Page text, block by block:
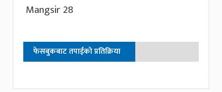
Mangsir 28
फेसबुकबाट तपाईको प्रतिक्रिया